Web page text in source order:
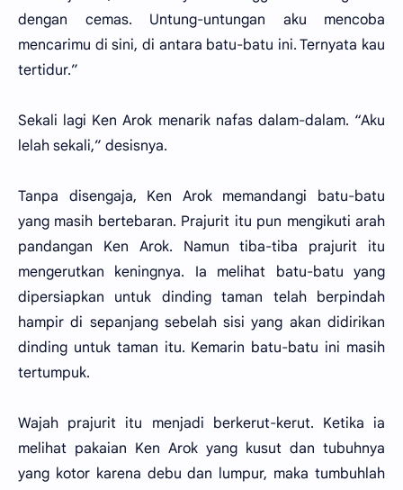
dengan cemas. Untung-untungan aku mencoba
mencarimu di sini, di antara batu-batu ini. Ternyata kau
tertidur.”
Sekali lagi Ken Arok menarik nafas dalam-dalam. “Aku
lelah sekali,” desisnya.
Tanpa disengaja, Ken Arok memandangi batu-batu
yang masih bertebaran. Prajurit itu pun mengikuti arah
pandangan Ken Arok. Namun tiba-tiba prajurit itu
mengerutkan keningnya. Ia melihat batu-batu yang
dipersiapkan untuk dinding taman telah berpindah
hampir di sepanjang sebelah sisi yang akan didirikan
dinding untuk taman itu. Kemarin batu-batu ini masih
tertumpuk.
Wajah prajurit itu menjadi berkerut-kerut. Ketika ia
melihat pakaian Ken Arok yang kusut dan tubuhnya
yang kotor karena debu dan lumpur, maka tumbuhlah